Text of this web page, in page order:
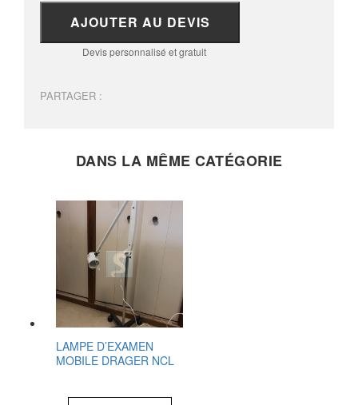
AJOUTER AU DEVIS
Devis personnalisé et gratuit
PARTAGER :
DANS LA MÊME CATÉGORIE
LAMPE D’EXAMEN
MOBILE DRAGER NCL